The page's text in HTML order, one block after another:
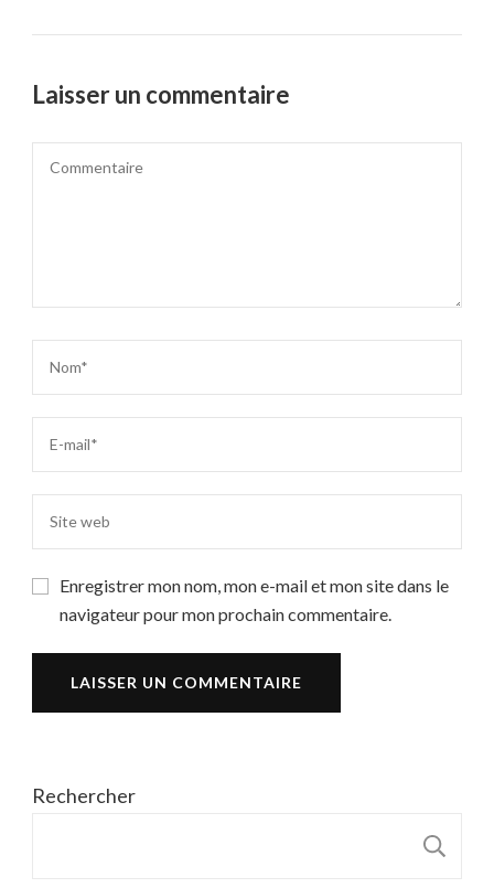
Laisser un commentaire
Enregistrer mon nom, mon e-mail et mon site dans le
navigateur pour mon prochain commentaire.
Rechercher